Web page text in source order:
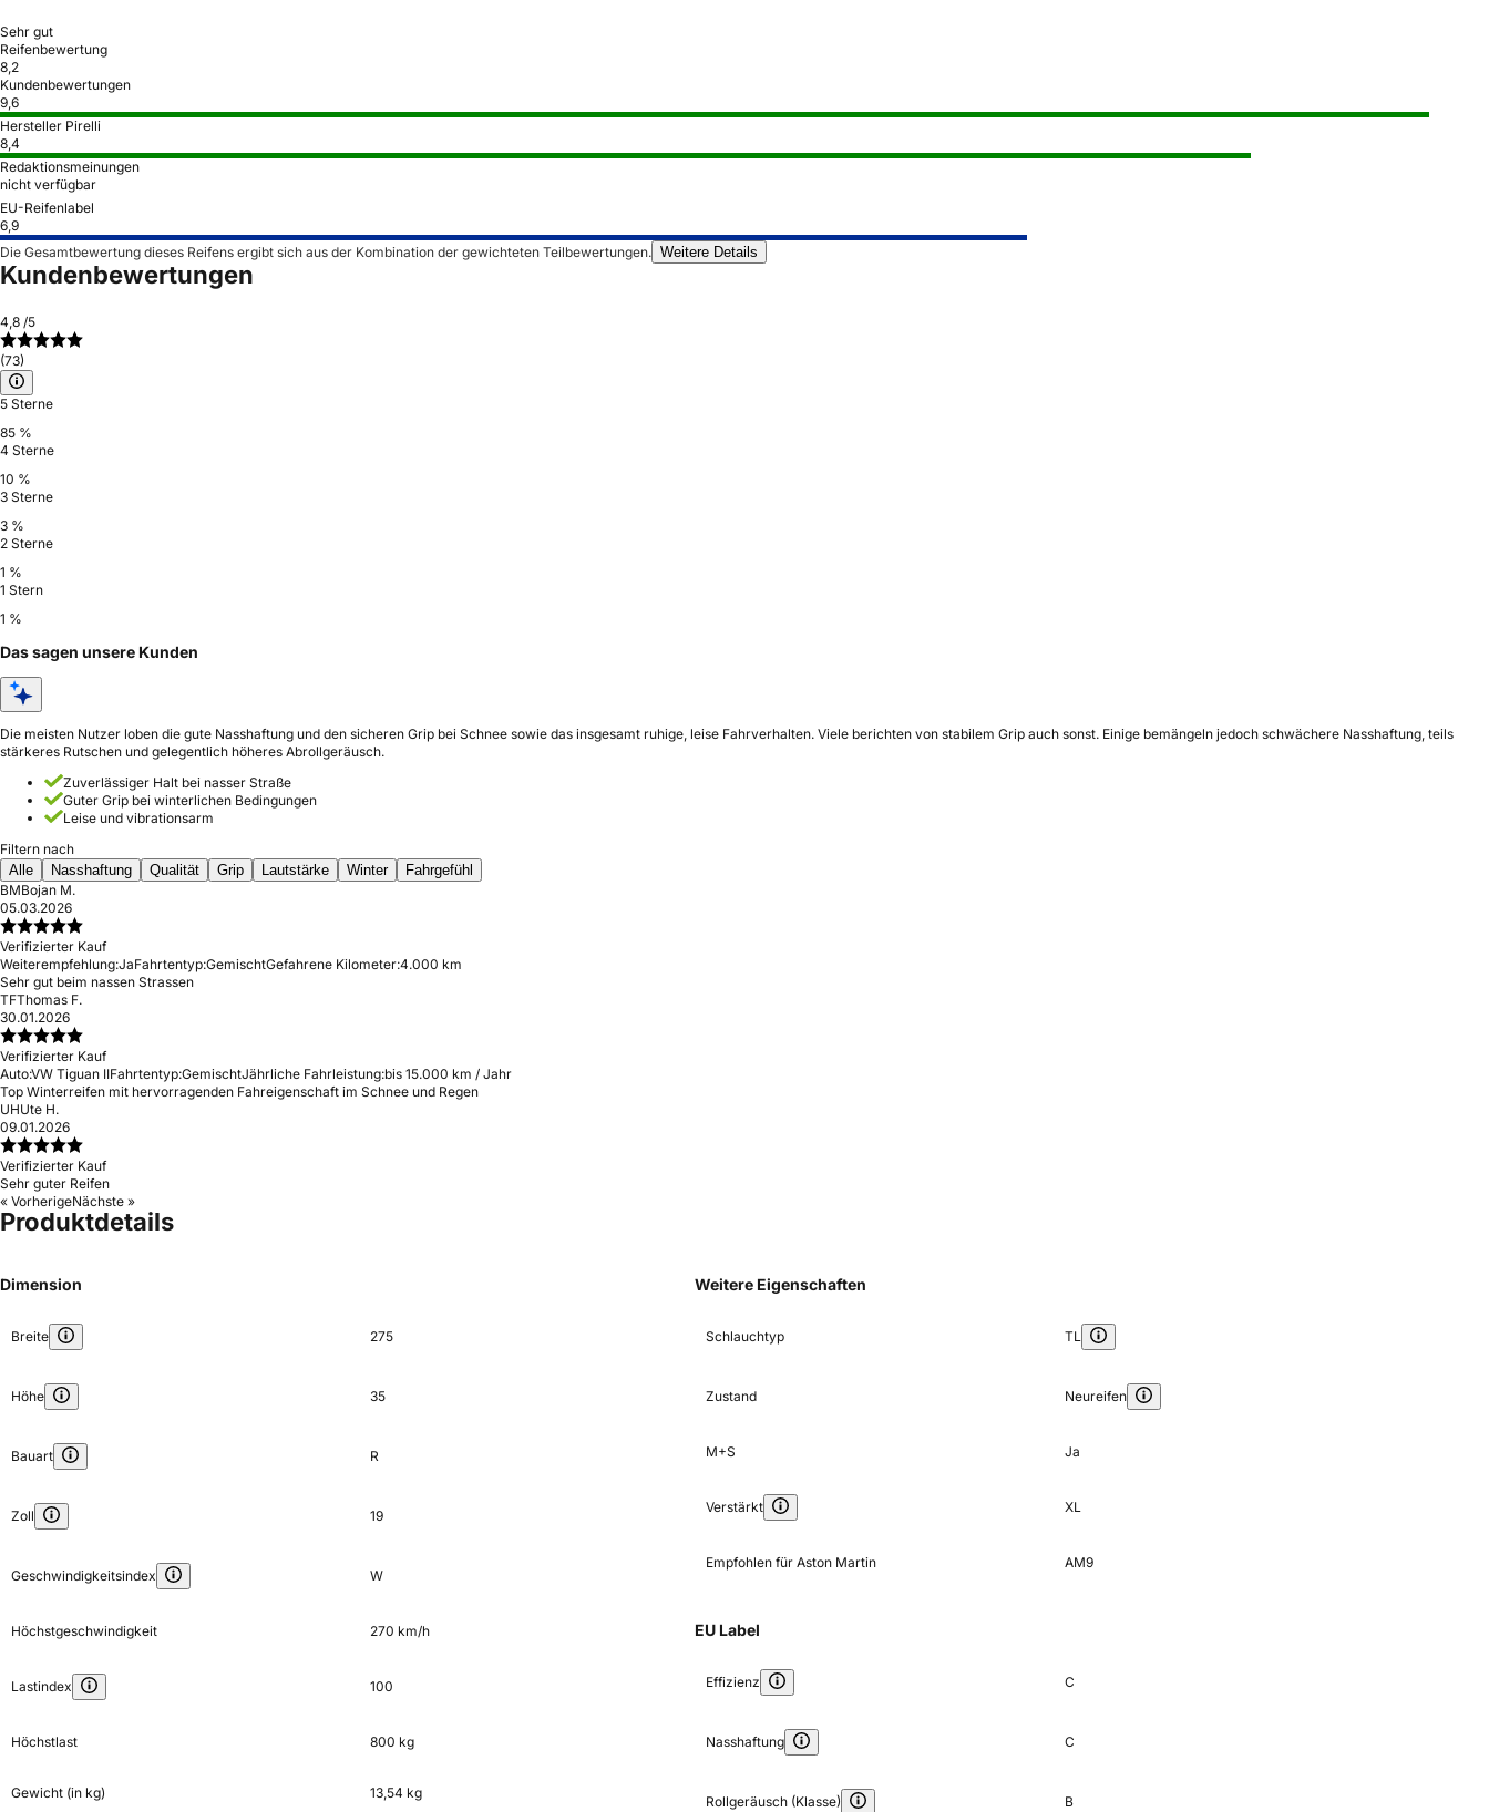
Sehr gut
Reifenbewertung
8,2
Kundenbewertungen
9,6
Hersteller Pirelli
8,4
Redaktionsmeinungen
nicht verfügbar
EU-Reifenlabel
6,9
Die Gesamtbewertung dieses Reifens ergibt sich aus der Kombination der gewichteten Teilbewertungen. Weitere Details
Kundenbewertungen
4,8 /5
(73)
5 Sterne
85 %
4 Sterne
10 %
3 Sterne
3 %
2 Sterne
1 %
1 Stern
1 %
Das sagen unsere Kunden
Die meisten Nutzer loben die gute Nasshaftung und den sicheren Grip bei Schnee sowie das insgesamt ruhige, leise Fahrverhalten. Viele berichten von stabilem Grip auch sonst. Einige bemängeln jedoch schwächere Nasshaftung, teils
stärkeres Rutschen und gelegentlich höheres Abrollgeräusch.
Zuverlässiger Halt bei nasser Straße
Guter Grip bei winterlichen Bedingungen
Leise und vibrationsarm
Filtern nach
Alle
Nasshaftung Qualität Grip Lautstärke Winter
Fahrgefühl
BMBojan M.
05.03.2026
Verifizierter Kauf
Weiterempfehlung:JaFahrtentyp:GemischtGefahrene Kilometer:4.000 km
Sehr gut beim nassen Strassen
TFThomas F.
30.01.2026
Verifizierter Kauf
Auto:VW Tiguan IIFahrtentyp:GemischtJährliche Fahrleistung:bis 15.000 km / Jahr
Top Winterreifen mit hervorragenden Fahreigenschaft im Schnee und Regen
UHUte H.
09.01.2026
Verifizierter Kauf
Sehr guter Reifen
« VorherigeNächste »
Produktdetails
Dimension
Breite 275
Höhe 35
Bauart R
Zoll 19
Geschwindigkeitsindex W
Höchstgeschwindigkeit 270 km/h
Lastindex 100
Höchstlast 800 kg
Gewicht (in kg) 13,54 kg
Weitere Eigenschaften
Schlauchtyp TL
Zustand Neureifen
M+S Ja
Verstärkt XL
Empfohlen für Aston Martin AM9
EU Label
Effizienz C
Nasshaftung C
Rollgeräusch (Klasse) B